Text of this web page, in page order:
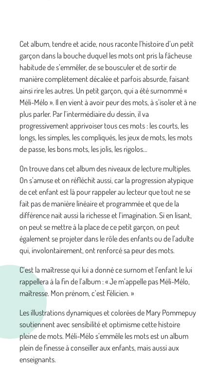
Cet album, tendre et acide, nous raconte l’histoire d’un petit
garçon dans la bouche duquel les mots ont pris la fâcheuse
habitude de s’emmêler, de se bousculer et de sortir de
manière complètement décalée et parfois absurde, faisant
ainsi rire les autres. Un petit garçon, qui a été surnommé «
Méli-Mélo ». Il en vient à avoir peur des mots, à s’isoler et à ne
plus parler. Par l’intermédiaire du dessin, il va
progressivement apprivoiser tous ces mots : les courts, les
longs, les simples, les compliqués, les jeux de mots, les mots
de passe, les bons mots, les jolis, les rigolos…
On trouve dans cet album des niveaux de lecture multiples.
On s’amuse et on réfléchit aussi, car la progression atypique
de cet enfant est là pour rappeler au lecteur que tout ne se
fait pas de manière linéaire et programmée et que de la
différence nait aussi la richesse et l’imagination. Si en lisant,
on peut se mettre à la place de ce petit garçon, on peut
également se projeter dans le rôle des enfants ou de l’adulte
qui, involontairement, ont renforcé sa peur des mots.
C’est la maîtresse qui lui a donné ce surnom et l’enfant le lui
rappellera à la fin de l’album : « Je m’appelle pas Méli-Mélo,
maîtresse. Mon prénom, c’est Félicien. »
Les illustrations dynamiques et colorées de Mary Pommepuy
soutiennent avec sensibilité et optimisme cette histoire
pleine de mots. Méli-Mélo s’emmêle les mots est un album
plein de finesse à conseiller aux enfants, mais aussi aux
enseignants.